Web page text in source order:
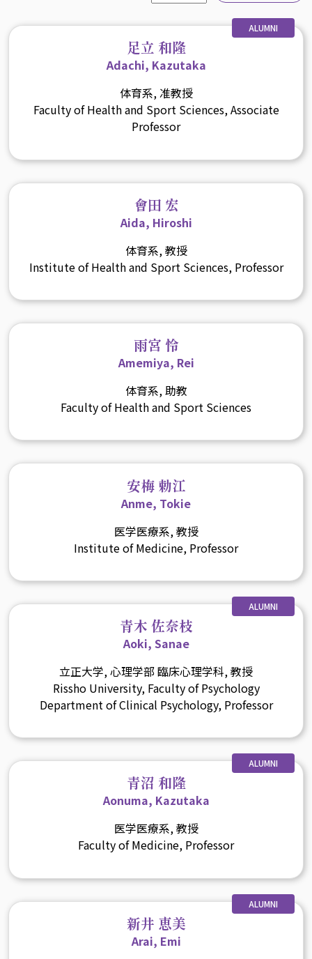
ALUMNI
足立 和隆
Adachi, Kazutaka
体育系, 准教授
Faculty of Health and Sport Sciences, Associate
Professor
會田 宏
Aida, Hiroshi
体育系, 教授
Institute of Health and Sport Sciences, Professor
雨宮 怜
Amemiya, Rei
体育系, 助教
Faculty of Health and Sport Sciences
安梅 勅江
Anme, Tokie
医学医療系, 教授
Institute of Medicine, Professor
ALUMNI
青木 佐奈枝
Aoki, Sanae
立正大学, 心理学部 臨床心理学科, 教授
Rissho University, Faculty of Psychology
Department of Clinical Psychology, Professor
ALUMNI
青沼 和隆
Aonuma, Kazutaka
医学医療系, 教授
Faculty of Medicine, Professor
ALUMNI
新井 恵美
Arai, Emi